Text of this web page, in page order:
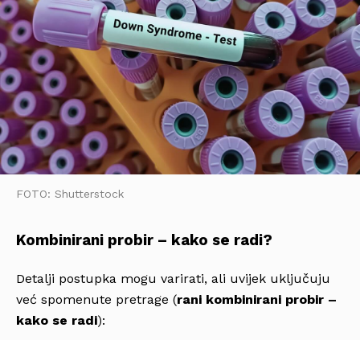
FOTO: Shutterstock
Kombinirani probir – kako se radi?
Detalji postupka mogu varirati, ali uvijek uključuju
već spomenute pretrage (rani kombinirani probir –
kako se radi):